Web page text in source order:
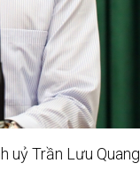
uỷ Trần Lưu Quang.